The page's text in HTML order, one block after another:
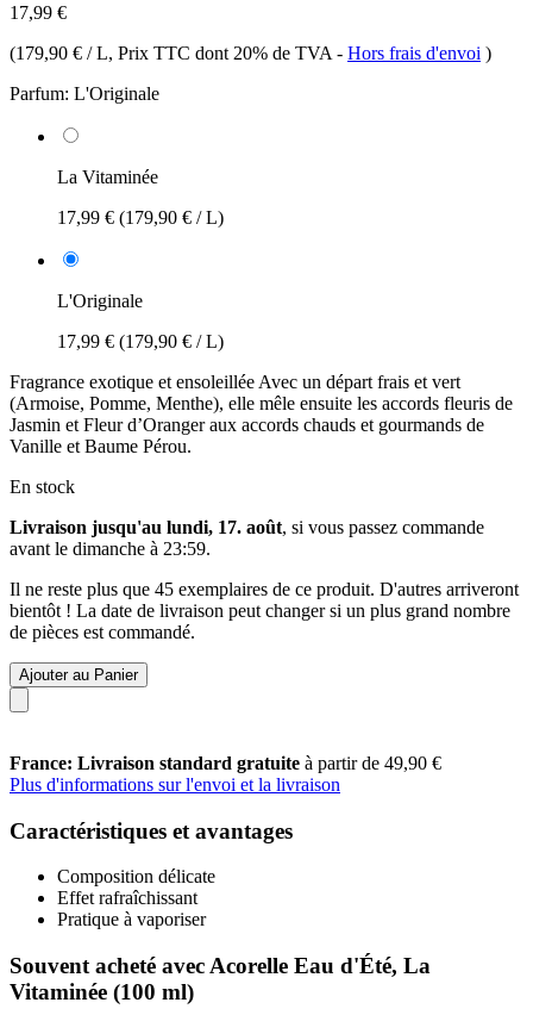
17,99 €
(179,90 € / L, Prix TTC dont 20% de TVA - Hors frais d'envoi )
Parfum: L'Originale
La Vitaminée
17,99 € (179,90 € / L)
L'Originale
17,99 € (179,90 € / L)
Fragrance exotique et ensoleillée Avec un départ frais et vert
(Armoise, Pomme, Menthe), elle mêle ensuite les accords fleuris de
Jasmin et Fleur d’Oranger aux accords chauds et gourmands de
Vanille et Baume Pérou.
En stock
Livraison jusqu'au lundi, 17. août, si vous passez commande
avant le dimanche à 23:59.
Il ne reste plus que 45 exemplaires de ce produit. D'autres arriveront
bientôt ! La date de livraison peut changer si un plus grand nombre
de pièces est commandé.
Ajouter au Panier
France: Livraison standard gratuite à partir de 49,90 €
Plus d'informations sur l'envoi et la livraison
Caractéristiques et avantages
Composition délicate
Effet rafraîchissant
Pratique à vaporiser
Souvent acheté avec Acorelle Eau d'Été, La
Vitaminée (100 ml)